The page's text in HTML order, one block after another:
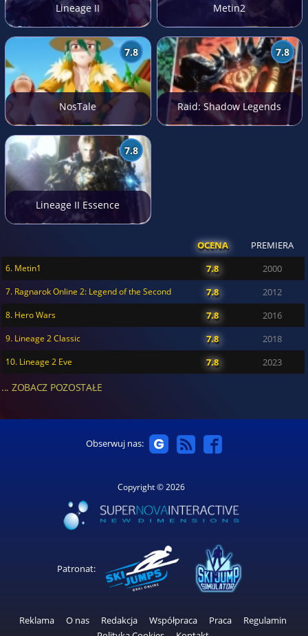
Lineage II Metin2
7.8
NosTale
7.8
Raid: Shadow Legends
7.8
Lineage II Essence
OCENA PREMIERA
6. Metin1 7.8 2000
7. Ragnarok Online 2: Legend of the Second 7.8 2012
8. Hero Wars 7.8 2016
9. Lineage 2 Classic 7.8 2018
10. Lineage 2 Eve 7.8 2023
... ZOBACZ POZOSTAŁE
Obserwuj nas:
Copyright © 2026
Patronat:
Reklama O nas Redakcja Współpraca Praca
Regulamin